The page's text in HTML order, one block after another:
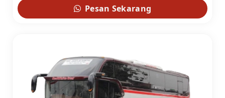
Pesan Sekarang